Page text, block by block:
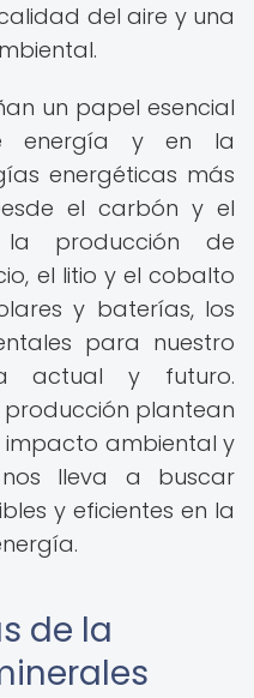
del aire y una
un papel esencial
energía y en la
energéticas más
el carbón y el
producción de
el litio y el cobalto
y baterías, los
para nuestro
actual y futuro.
producción plantean
impacto ambiental y
lleva a buscar
y eficientes en la
de la